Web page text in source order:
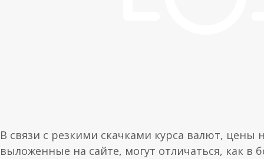
В связи с резкими скачками курса валют, цены
выложенные на сайте, могут отличаться, как в